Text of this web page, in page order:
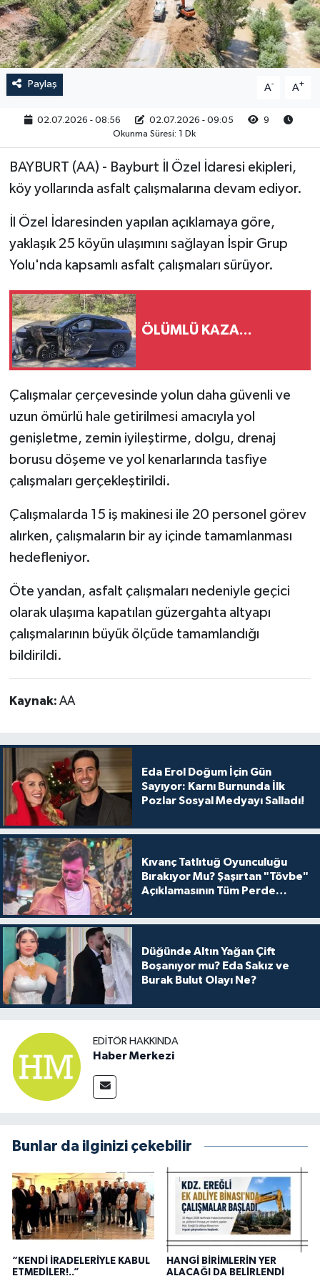
Paylaş A- A+
02.07.2026 - 08:56 02.07.2026 - 09:05
9
Okunma Süresi: 1 Dk
BAYBURT (AA) - Bayburt İl Özel İdaresi ekipleri,
köy yollarında asfalt çalışmalarına devam ediyor.
İl Özel İdaresinden yapılan açıklamaya göre,
yaklaşık 25 köyün ulaşımını sağlayan İspir Grup
Yolu'nda kapsamlı asfalt çalışmaları sürüyor.
ÖLÜMLÜ KAZA...
Çalışmalar çerçevesinde yolun daha güvenli ve
uzun ömürlü hale getirilmesi amacıyla yol
genişletme, zemin iyileştirme, dolgu, drenaj
borusu döşeme ve yol kenarlarında tasfiye
çalışmaları gerçekleştirildi.
Çalışmalarda 15 iş makinesi ile 20 personel görev
alırken, çalışmaların bir ay içinde tamamlanması
hedefleniyor.
Öte yandan, asfalt çalışmaları nedeniyle geçici
olarak ulaşıma kapatılan güzergahta altyapı
çalışmalarının büyük ölçüde tamamlandığı
bildirildi.
Kaynak: AA
Eda Erol Doğum İçin Gün
Sayıyor: Karnı Burnunda İlk
Pozlar Sosyal Medyayı Salladı!
Kıvanç Tatlıtuğ Oyunculuğu
Bırakıyor Mu? Şaşırtan "Tövbe"
Açıklamasının Tüm Perde
Düğünde Altın Yağan Çift
Boşanıyor mu? Eda Sakız ve
Burak Bulut Olayı Ne?
EDITÖR HAKKINDA
Haber Merkezi
Bunlar da ilginizi çekebilir
“KENDİ İRADELERİYLE KABUL
ETMEDİLER!..”
HANGİ BİRİMLERİN YER
ALACAĞI DA BELİRLENDİ
RESMİ İLAN